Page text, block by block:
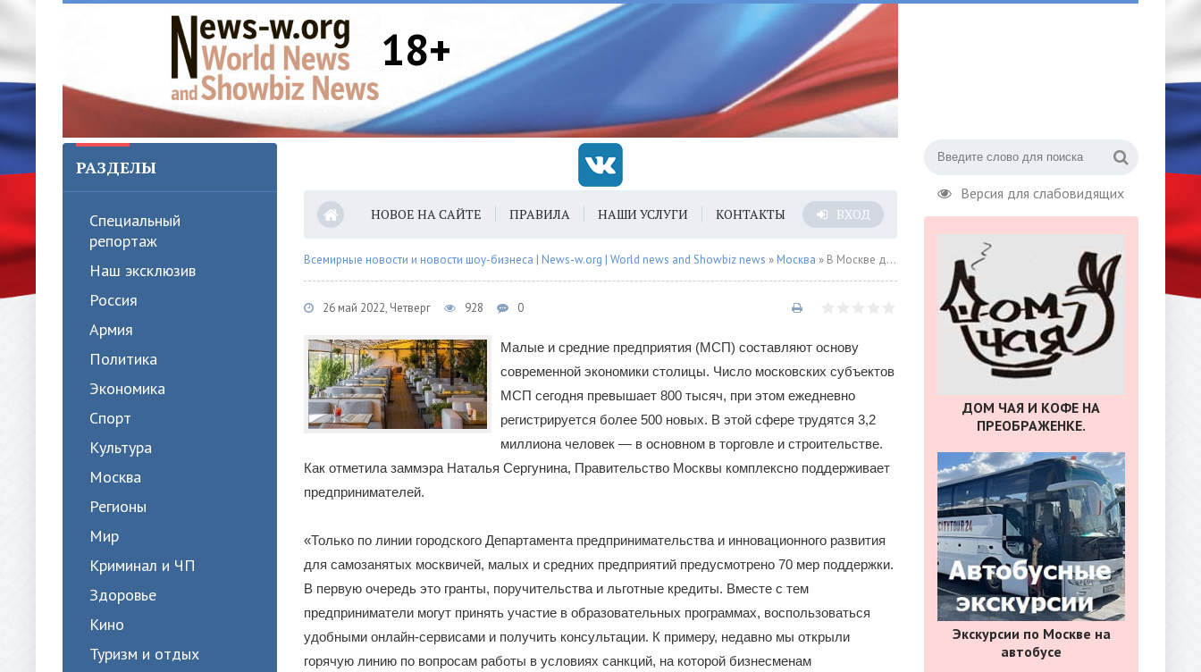
18+
Версия для слабовидящих
РАЗДЕЛЫ
Специальный
репортаж
Наш эксклюзив
Россия
Армия
Политика
Экономика
Спорт
Культура
Москва
Регионы
Мир
Криминал и ЧП
Здоровье
Кино
Туризм и отдых
НОВОЕ НА САЙТЕ ПРАВИЛА НАШИ УСЛУГИ КОНТАКТЫ ВХОД
Всемирные новости и новости шоу-бизнеса | News-w.org | World news and Showbiz news » Москва » В Москве действует 70 городских мер поддержки малого и среднего бизнеса
26 май 2022, Четверг 928 0
Малые и средние предприятия (МСП) составляют основу
современной экономики столицы. Число московских субъектов
МСП сегодня превышает 800 тысяч, при этом ежедневно
регистрируется более 500 новых. В этой сфере трудятся 3,2
миллиона человек — в основном в торговле и строительстве.
Как отметила заммэра Наталья Сергунина, Правительство Москвы комплексно поддерживает
предпринимателей.
«Только по линии городского Департамента предпринимательства и инновационного развития
для самозанятых москвичей, малых и средних предприятий предусмотрено 70 мер поддержки.
В первую очередь это гранты, поручительства и льготные кредиты. Вместе с тем
предприниматели могут принять участие в образовательных программах, воспользоваться
удобными онлайн-сервисами и получить консультации. К примеру, недавно мы открыли
горячую линию по вопросам работы в условиях санкций, на которой бизнесменам
ДОМ ЧАЯ И КОФЕ НА
ПРЕОБРАЖЕНКЕ.
Экскурсии по Москве на
автобусе